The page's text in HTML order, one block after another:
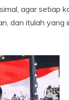
agar setiap
dan itulah yang